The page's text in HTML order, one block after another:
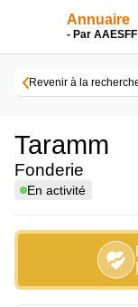
Annuaire
- Par AAESFF
Revenir à la
Taramm
Fonderie
En activité